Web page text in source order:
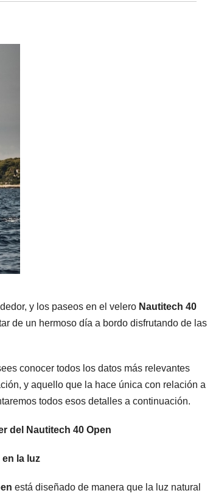
y los paseos en el velero Nautitech 40
de un hermoso día a bordo disfrutando de las
conocer todos los datos más relevantes
y aquello que la hace única con relación a
todos esos detalles a continuación.
del Nautitech 40 Open
la luz
está diseñado de manera que la luz natural